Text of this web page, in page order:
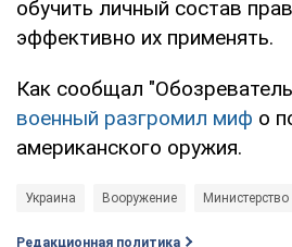
обучить личный состав
эффективно их применять.
Как сообщал
военный разгромил миф о
американского оружия.
Украина Вооружение
Редакционная политика